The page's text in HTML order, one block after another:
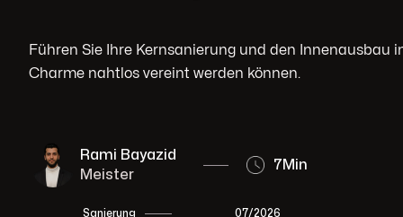
Führen Sie Ihre Kernsanierung und den Innenausbau
Charme nahtlos vereint werden können.
Rami Bayazid
Meister
7Min
Sanierung 07/2026